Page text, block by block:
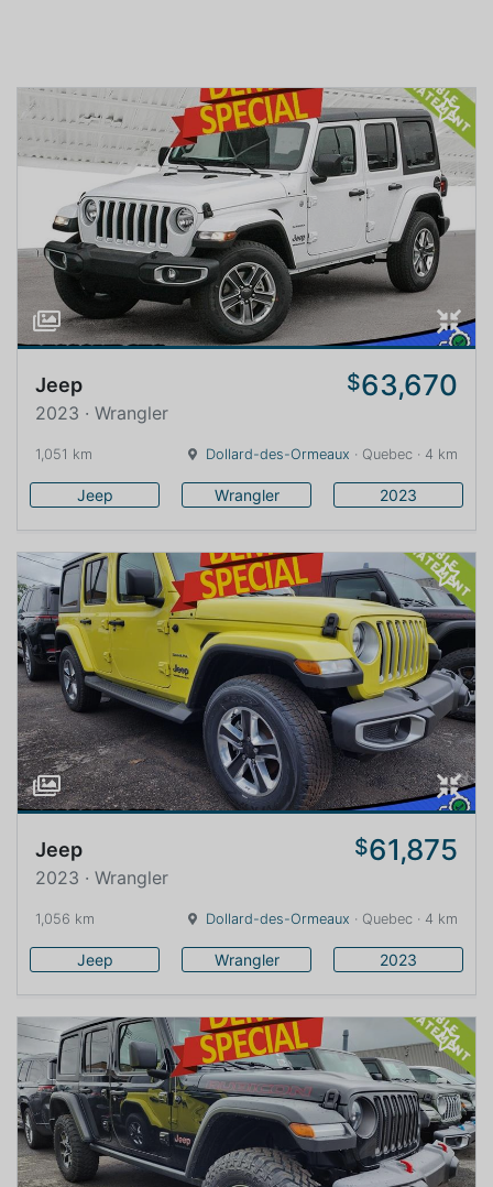
Jeep $63,670
2023 · Wrangler
1,051 km Dollard-des-Ormeaux · Quebec · 4 km
Jeep Wrangler 2023
Jeep $61,875
2023 · Wrangler
1,056 km Dollard-des-Ormeaux · Quebec · 4 km
Jeep Wrangler 2023